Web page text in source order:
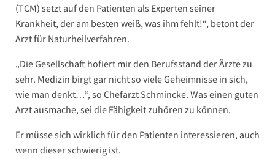
(TCM) setzt auf den Patienten als Experten seiner
Krankheit, der am besten weiß, was ihm fehlt!“, betont der
Arzt für Naturheilverfahren.
„Die Gesellschaft hofiert mir den Berufsstand der Ärzte zu
sehr. Medizin birgt gar nicht so viele Geheimnisse in sich,
wie man denkt…“, so Chefarzt Schmincke. Was einen guten
Arzt ausmache, sei die Fähigkeit zuhören zu können.
Er müsse sich wirklich für den Patienten interessieren, auch
wenn dieser schwierig ist.